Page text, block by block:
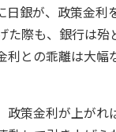
日銀が、政策金利
た際も、銀行は殆
利との乖離は大幅
政策金利が上がれ